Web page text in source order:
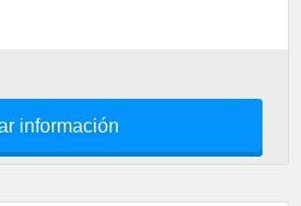
información